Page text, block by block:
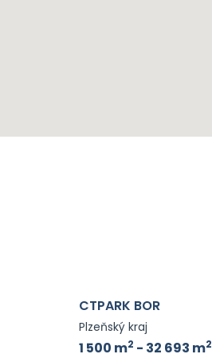
CTPARK BOR
Plzeňský kraj
1 500 m2 - 32 693 m2